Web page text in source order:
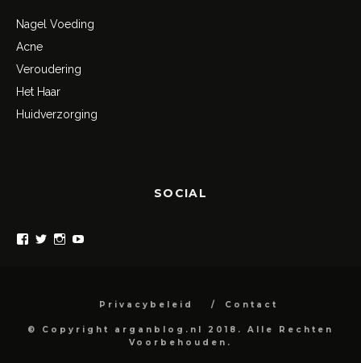
Nagel Voeding
Acne
Veroudering
Het Haar
Huidverzorging
SOCIAL
BekijkBekijkBekijk
Privacybeleid Contact
© Copyright arganblog.nl 2018. Alle Rechten
Voorbehouden.